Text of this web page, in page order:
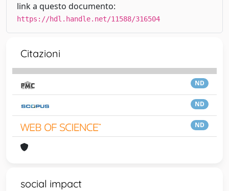
link a questo documento:
https://hdl.handle.net/11588/316504
Citazioni
ND
ND
ND
social impact